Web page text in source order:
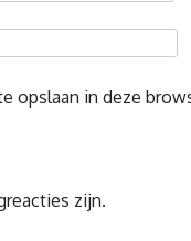
opslaan in deze
zijn.